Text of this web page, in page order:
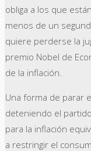
obliga a los que
menos de un
quiere perderse la
premio Nobel de
de la inflación.
Una forma de parar
deteniendo el
para la inflación
a restringir el